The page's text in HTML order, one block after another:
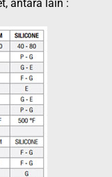
antara lain :